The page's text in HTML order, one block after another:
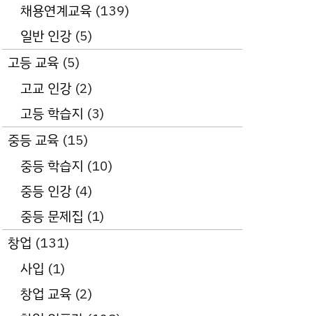
채용연계교육 (139)
일반 인강(5)
고등 교육 (5)
고교 인강(2)
고등 학습지 (3)
중등 교육 (15)
중등 학습지 (10)
중등 인강(4)
중등 문제집 (1)
창업 (131)
사입 (1)
창업 교육 (2)